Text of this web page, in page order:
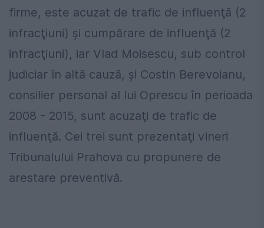
firme, este acuzat de trafic de influenţă (2
infracţiuni) şi cumpărare de influenţă (2
infracţiuni), iar Vlad Moisescu, sub control
judiciar în altă cauză, şi Costin Berevoianu,
consilier personal al lui Oprescu în perioada
2008 - 2015, sunt acuzaţi de trafic de
influenţă. Cei trei sunt prezentaţi vineri
Tribunalului Prahova cu propunere de
arestare preventivă.